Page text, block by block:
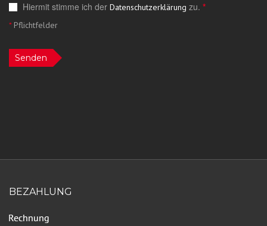
Hiermit stimme ich der Datenschutzerklärung zu. *
*Pflichtfelder
Senden
BEZAHLUNG